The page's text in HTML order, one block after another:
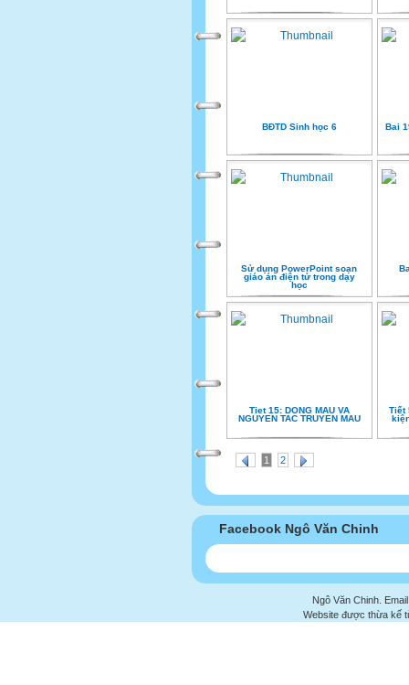
BĐTD Sinh học 6 Bai
Sử dụng PowerPoint soạn
giáo án điện tử trong dạy
học
Tiet 15: DONG MAU VA
NGUYEN TAC TRUYEN MAU
Tiết
1 2
Facebook Ngô Văn Chinh
Ngô Văn Chinh.
Website được thừa kế